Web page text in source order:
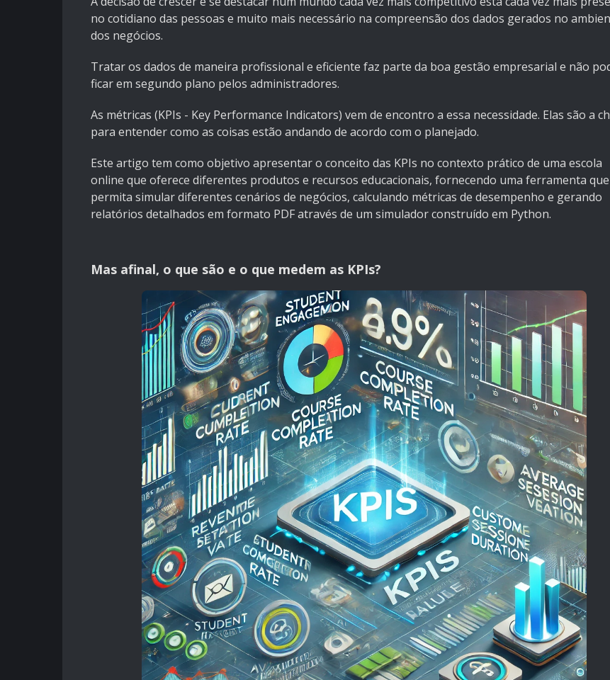
no cotidiano das pessoas e muito mais necessário na compreensão dos dados gerados no
dos negócios.
Tratar os dados de maneira profissional e eficiente faz parte da boa gestão empresarial e não
ficar em segundo plano pelos administradores.
As métricas (KPIs - Key Performance Indicators) vem de encontro a essa necessidade. Elas são a
para entender como as coisas estão andando de acordo com o planejado.
Este artigo tem como objetivo apresentar o conceito das KPIs no contexto prático de uma escola
online que oferece diferentes produtos e recursos educacionais, fornecendo uma ferramenta que
permita simular diferentes cenários de negócios, calculando métricas de desempenho e gerando
relatórios detalhados em formato PDF através de um simulador construído em Python.
Mas afinal, o que são e o que medem as KPIs?